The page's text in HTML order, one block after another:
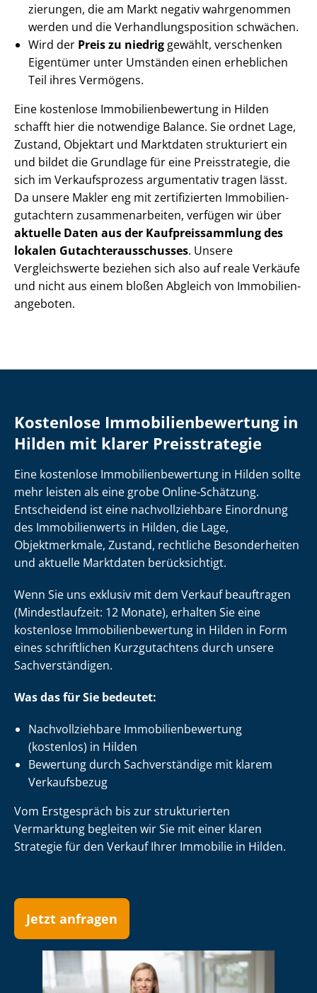
zie­run­gen, die am Markt negativ wahrgenommen
werden und die Ver­hand­lungs­po­si­ti­on schwächen.
Wird der Preis zu niedrig gewählt, verschenken
Eigentümer unter Umständen einen erheblichen
Teil ihres Vermögens.
Eine kostenlose Im­mo­bi­li­en­be­wer­tung in Hilden
schafft hier die notwendige Balance. Sie ordnet Lage,
Zustand, Objektart und Marktdaten strukturiert ein
und bildet die Grundlage für eine Preisstrategie, die
sich im Verkaufsprozess argumentativ tragen lässt.
Da unsere Makler eng mit zertifizierten Im­mo­bi­li­en­
gut­ach­tern zu­sam­men­ar­bei­ten, verfügen wir über
aktuelle Daten aus der Kauf­preis­samm­lung des
lokalen Gut­ach­ter­aus­schus­ses. Unsere
Vergleichswerte beziehen sich also auf reale Verkäufe
und nicht aus einem bloßen Abgleich von Im­mo­bi­li­en­
an­ge­bo­ten.
Kostenlose Im­mo­bi­li­en­be­wer­tung in
Hilden mit klarer Preisstrategie
Eine kostenlose Im­mo­bi­li­en­be­wer­tung in Hilden sollte
mehr leisten als eine grobe Online-Schätzung.
Entscheidend ist eine nach­voll­zieh­ba­re Einordnung
des Immobilienwerts in Hilden, die Lage,
Objektmerkmale, Zustand, rechtliche Besonderheiten
und aktuelle Marktdaten berücksichtigt.
Wenn Sie uns exklusiv mit dem Verkauf beauftragen
(Mindestlaufzeit: 12 Monate), erhalten Sie eine
kostenlose Im­mo­bi­li­en­be­wer­tung in Hilden in Form
eines schriftlichen Kurzgutachtens durch unsere
Sach­ver­stän­di­gen.
Was das für Sie bedeutet:
Nach­voll­zieh­ba­re Im­mo­bi­li­en­be­wer­tung
(kostenlos) in Hilden
Bewertung durch Sachverständige mit klarem
Verkaufsbezug
Vom Erstgespräch bis zur strukturierten
Vermarktung begleiten wir Sie mit einer klaren
Strategie für den Verkauf Ihrer Immobilie in Hilden.
Jetzt anfragen